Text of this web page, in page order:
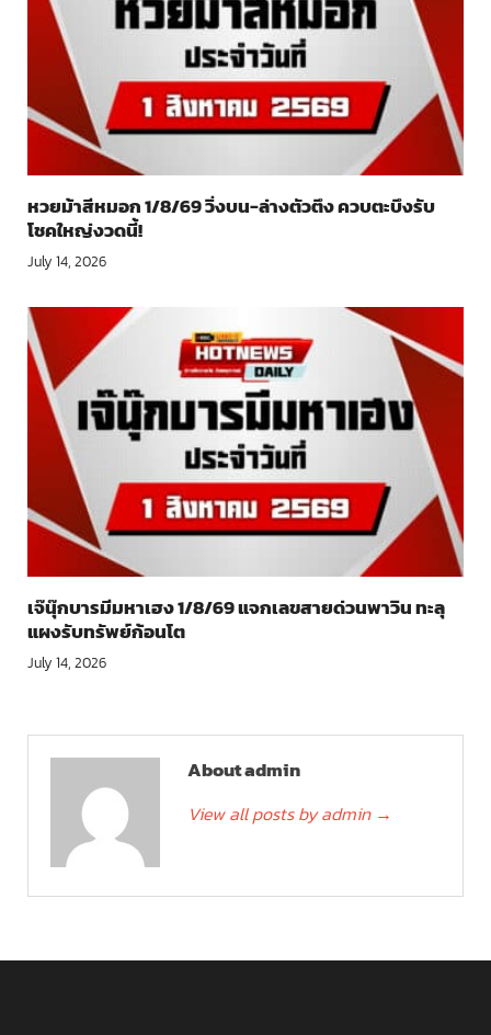
หวยม้าสีหมอก 1/8/69 วิ่งบน-ล่างตัวตึง ควบตะบึงรับ
โชคใหญ่งวดนี้!
July 14, 2026
เจ๊นุ๊กบารมีมหาเฮง 1/8/69 แจกเลขสายด่วนพาวิน ทะลุ
แผงรับทรัพย์ก้อนโต
July 14, 2026
About admin
View all posts by admin →